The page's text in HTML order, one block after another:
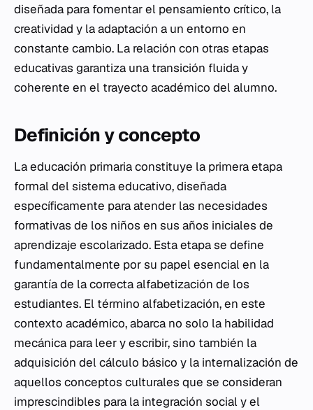
diseñada para fomentar el pensamiento crítico, la
creatividad y la adaptación a un entorno en
constante cambio. La relación con otras etapas
educativas garantiza una transición fluida y
coherente en el trayecto académico del alumno.
Definición y concepto
La educación primaria constituye la primera etapa
formal del sistema educativo, diseñada
específicamente para atender las necesidades
formativas de los niños en sus años iniciales de
aprendizaje escolarizado. Esta etapa se define
fundamentalmente por su papel esencial en la
garantía de la correcta alfabetización de los
estudiantes. El término alfabetización, en este
contexto académico, abarca no solo la habilidad
mecánica para leer y escribir, sino también la
adquisición del cálculo básico y la internalización de
aquellos conceptos culturales que se consideran
imprescindibles para la integración social y el